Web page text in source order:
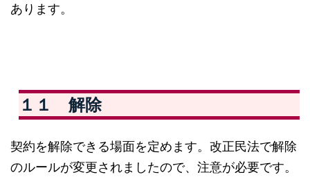
あります。
１１ 解除
契約を解除できる場面を定めます。改正民法で解除
のルールが変更されましたので、注意が必要です。